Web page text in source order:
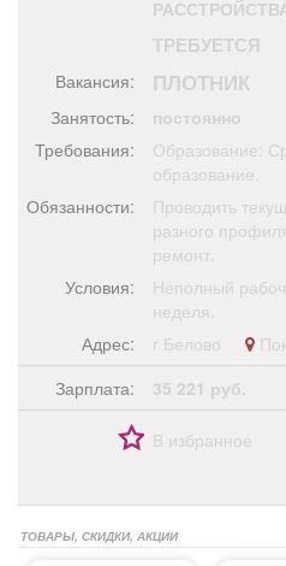
Обучение
Товары
ТВ программа Я -
ТРЕБУЕТСЯ
Вакансия: ПЛОТНИК
Занятость:
постоянно
Требования:
Образование:
образование.
Обязанности:
Проводить
разного
ремонт.
Условия:
Неполный
неделя.
Адрес:
г Белово
Зарплата:
35 221 руб.
В избранное
ТОВАРЫ, СКИДКИ, АКЦИИ